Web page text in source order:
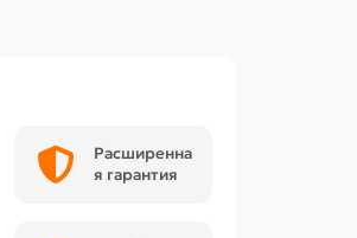
Расширенна
я гарантия